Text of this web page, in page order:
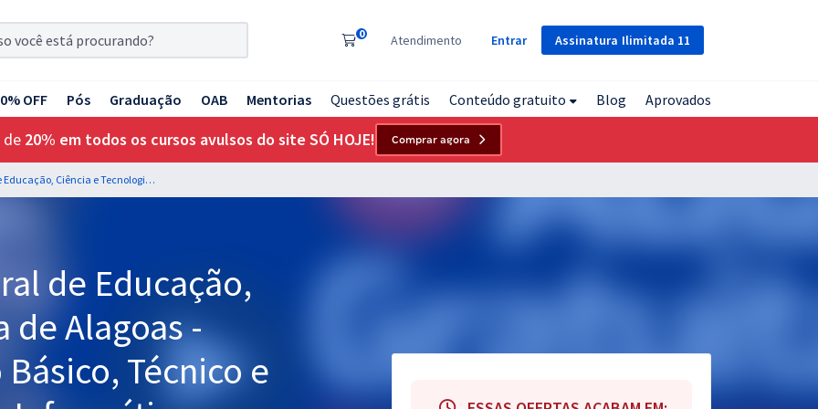
Assinatura Ilimitada 11
0 Atendimento Entrar
OFF Pós Graduação OAB Mentorias Questões grátis Conteúdo gratuito Blog Aprovados
de 20% em todos os cursos avulsos do site SÓ HOJE! Comprar agora
IFAL - Instituto Federal de Educação, Ciência e Tecnologia de Alagoas - Professor do Ensino Básico, Técnico e Tecnológico - EBTT - Informática
de Educação,
de Alagoas -
Técnico e